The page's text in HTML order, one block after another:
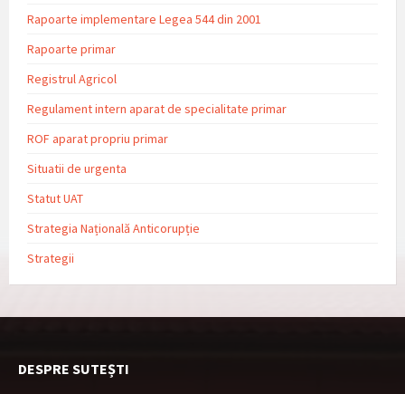
Rapoarte implementare Legea 544 din 2001
Rapoarte primar
Registrul Agricol
Regulament intern aparat de specialitate primar
ROF aparat propriu primar
Situatii de urgenta
Statut UAT
Strategia Națională Anticorupție
Strategii
DESPRE SUTEȘTI